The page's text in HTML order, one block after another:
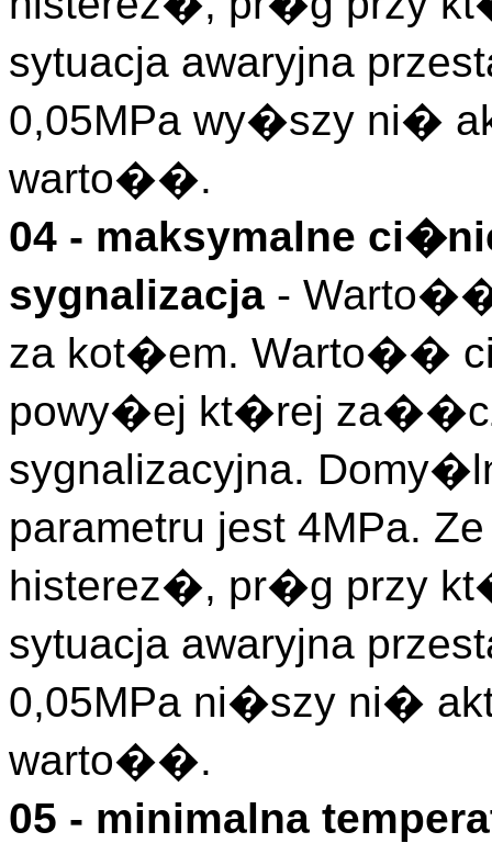
sytuacja awaryjna
0,05MPa wy�szy ni�
warto��.
04 - maksymalne
sygnalizacja -
za kot�em. Warto��
powy�ej kt�rej
sygnalizacyjna.
parametru jest 4MPa.
histerez�, pr�g przy
sytuacja awaryjna
0,05MPa ni�szy ni�
warto��.
05 - minimalna